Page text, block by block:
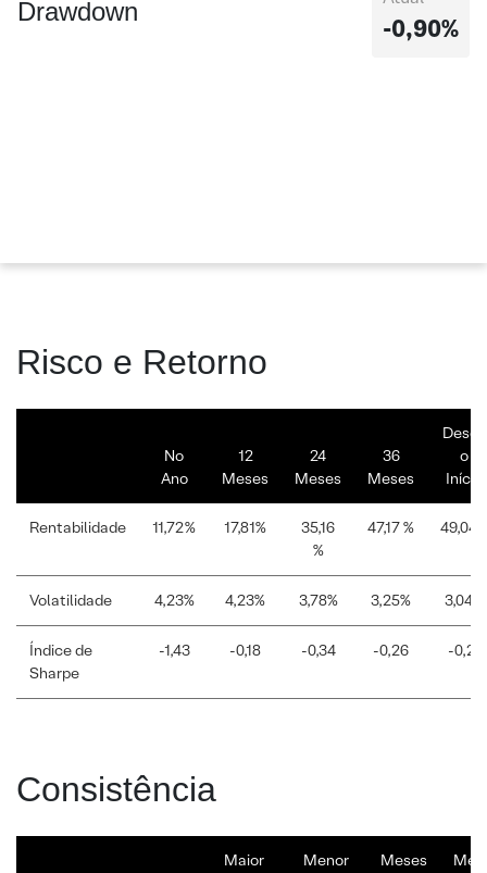
Drawdown
-0,90%
Risco e Retorno
No
Ano
12
Meses
24
Meses
36
Meses
Desde
o
Início
Rentabilidade 11,72% 17,81%
35,16
%
47,17 % 49,04%
Volatilidade 4,23% 4,23% 3,78% 3,25% 3,04%
Índice de
Sharpe
-1,43 -0,18 -0,34 -0,26 -0,21
Consistência
Maior
Menor
Meses